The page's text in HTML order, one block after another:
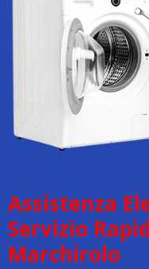
Assistenza
Servizio
Marchirolo